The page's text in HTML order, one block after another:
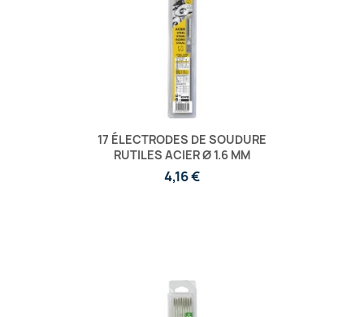
17 ÉLECTRODES DE SOUDURE
RUTILES ACIER Ø 1.6 MM
4,16 €